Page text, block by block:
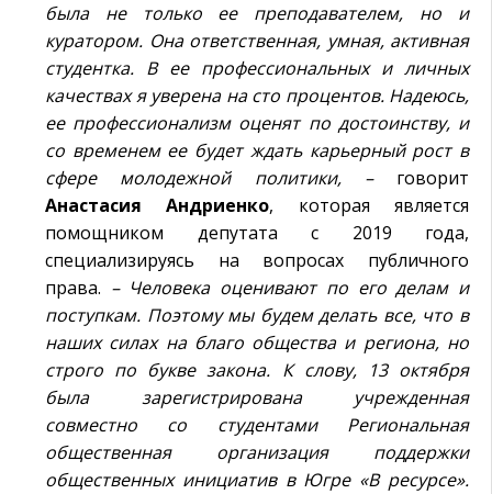
была не только ее преподавателем, но и
куратором. Она ответственная, умная, активная
студентка. В ее профессиональных и личных
качествах я уверена на сто процентов. Надеюсь,
ее профессионализм оценят по достоинству, и
со временем ее будет ждать карьерный рост в
сфере молодежной политики, –говорит
Анастасия Андриенко, которая является
помощником депутата с 2019 года,
специализируясь на вопросах публичного
права. – Человека оценивают по его делам и
поступкам. Поэтому мы будем делать все, что в
наших силах на благо общества и региона, но
строго по букве закона. К слову, 13 октября
была зарегистрирована учрежденная
совместно со студентами Региональная
общественная организация поддержки
общественных инициатив в Югре «В ресурсе».